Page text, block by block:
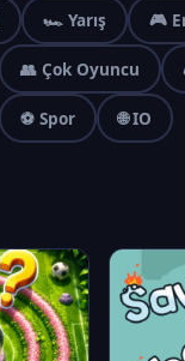
🏎️ Yarış 🎮
👥 Çok Oyuncu
⚽ Spor 🌐 IO